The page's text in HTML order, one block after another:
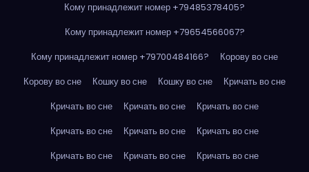
Кому принадлежит номер +79485378405?
Кому принадлежит номер +79654566067?
Кому принадлежит номер +79700484166?
Корову во сне
Корову во сне
Кошку во сне Кошку во сне
Кричать во сне
Кричать во сне
Кричать во сне
Кричать во сне
Кричать во сне
Кричать во сне
Кричать во сне
Кричать во сне
Кричать во сне
Кричать во сне